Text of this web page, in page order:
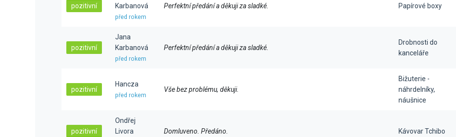
pozitivní
Karbanová
před rokem
Perfektní předání a děkuji za sladké. Papírové boxy
pozitivní
Jana
Karbanová
před rokem
Perfektní předání a děkuji za sladké.
Drobnosti do
kanceláře
pozitivní
Hancza
před rokem
Vše bez problému, děkuji.
Bižuterie -
náhrdelníky,
náušnice
pozitivní
Ondřej
Livora
Domluveno. Předáno. Kávovar Tchibo